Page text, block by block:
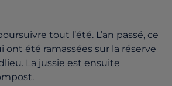
tout l’été. L’an passé, ce
été ramassées sur la réserve
La jussie est ensuite